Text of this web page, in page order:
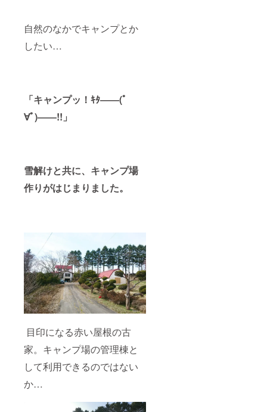
自然のなかでキャンプとか
したい…
「キャンプッ！ｷﾀ――(ﾟ
∀ﾟ)――!!」
雪解けと共に、キャンプ場
作りがはじまりました。
目印になる赤い屋根の古
家。キャンプ場の管理棟と
して利用できるのではない
か…